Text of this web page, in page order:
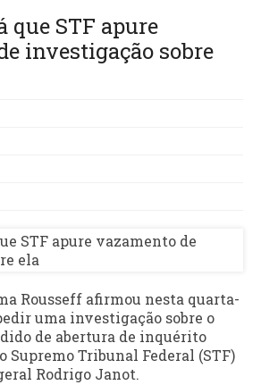
que STF apure
investigação sobre
Rousseff afirmou nesta quarta-
uma investigação sobre o
de abertura de inquérito
Supremo Tribunal Federal (STF)
Rodrigo Janot.